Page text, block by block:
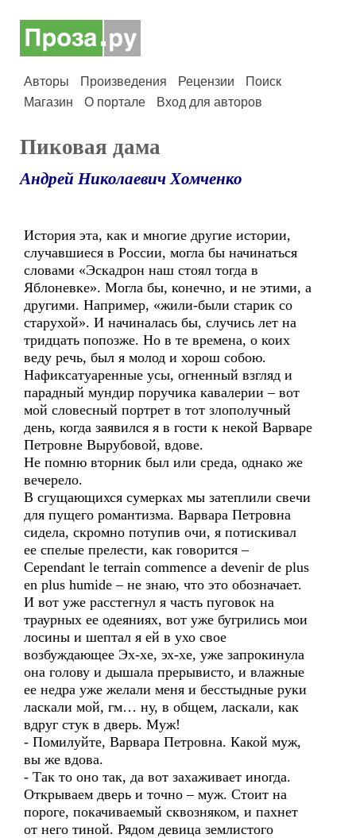
Авторы Произведения Рецензии
Поиск
Магазин
О портале Вход для авторов
Пиковая дама
Андрей Николаевич Хомченко
История эта, как и многие другие истории,
случавшиеся в России, могла бы начинаться
словами «Эскадрон наш стоял тогда в
Яблоневке». Могла бы, конечно, и не этими, а
другими. Например, «жили-были старик со
старухой». И начиналась бы, случись лет на
тридцать попозже. Но в те времена, о коих
веду речь, был я молод и хорош собою.
Нафиксатуаренные усы, огненный взгляд и
парадный мундир поручика кавалерии – вот
мой словесный портрет в тот злополучный
день, когда заявился я в гости к некой Варваре
Петровне Вырубовой, вдове.
Не помню вторник был или среда, однако же
вечерело.
В сгущающихся сумерках мы затеплили свечи
для пущего романтизма. Варвара Петровна
сидела, скромно потупив очи, я потискивал
ее спелые прелести, как говорится –
Cependant le terrain commence a devenir de plus
en plus humide – не знаю, что это обозначает.
И вот уже расстегнул я часть пуговок на
траурных ее одеяниях, вот уже бугрились мои
лосины и шептал я ей в ухо свое
возбуждающее Эх-хе, эх-хе, уже запрокинула
она голову и дышала прерывисто, и влажные
ее недра уже желали меня и бесстыдные руки
ласкали мой, гм… ну, в общем, ласкали, как
вдруг стук в дверь. Муж!
- Помилуйте, Варвара Петровна. Какой муж,
вы же вдова.
- Так то оно так, да вот захаживает иногда.
Открываем дверь и точно – муж. Стоит на
пороге, покачиваемый сквозняком, и пахнет
от него тиной. Рядом девица землистого